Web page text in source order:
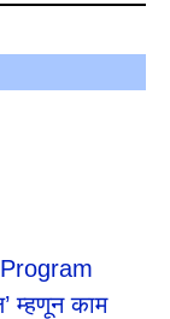
म्हणून काम